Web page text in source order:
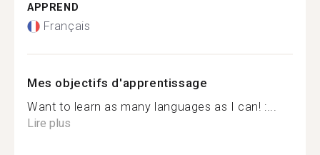
APPREND
Français
Mes objectifs d'apprentissage
Want to learn as many languages as I can! :...
Lire plus